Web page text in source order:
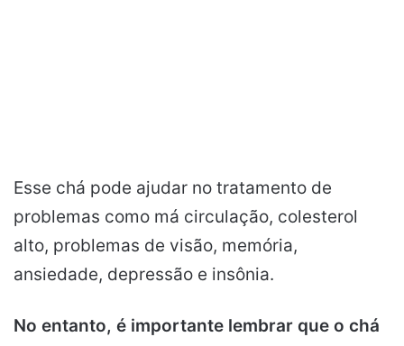
Esse chá pode ajudar no tratamento de
problemas como má circulação, colesterol
alto, problemas de visão, memória,
ansiedade, depressão e insônia.
No entanto, é importante lembrar que o chá